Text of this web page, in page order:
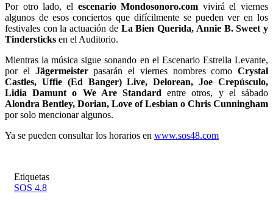
Por otro lado, el escenario Mondosonoro.com vivirá el viernes
algunos de esos conciertos que difícilmente se pueden ver en los
festivales con la actuación de La Bien Querida, Annie B. Sweet y
Tindersticks en el Auditorio.
Mientras la música sigue sonando en el Escenario Estrella Levante,
por el Jägermeisterpasarán el viernes nombres como Crystal
Castles, Uffie (Ed Banger) Live, Delorean, Joe Crepúsculo,
Lidia Damunt o We Are Standard entre otros, y el sábado
Alondra Bentley, Dorian, Love of Lesbian o Chris Cunningham
por solo mencionar algunos.
Ya se pueden consultar los horarios en www.sos48.com
Etiquetas
SOS 4.8